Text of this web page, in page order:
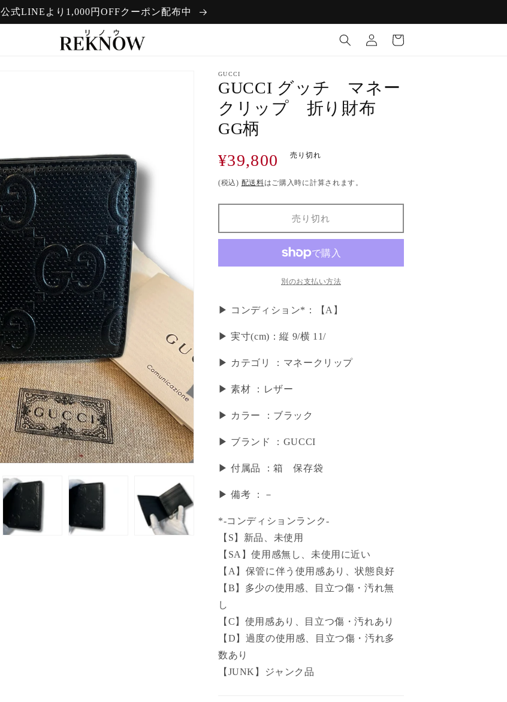
公式LINEより1,000円OFFクーポン配布中
イ
カ
ー
GUCCI
GUCCI グッチ マネー
クリップ 折り財布
GG柄
通
価
格
¥39,800 売り切れ
(税込) 配送料はご購入時に計算されます。
売り切れ
別のお支払い方法
▶ コンディション*：【A】
▶︎ 実寸(cm)：縦 9/横 11/
▶ カテゴリ ：マネークリップ
▶ 素材 ：レザー
▶ カラー ：ブラック
▶ ブランド ：GUCCI
▶ 付属品 ：箱 保存袋
▶︎ 備考 ：－
*-コンディションランク-
【S】新品、未使用
【SA】使用感無し、未使用に近い
【A】保管に伴う使用感あり、状態良好
【B】多少の使用感、目立つ傷・汚れ無
し
【C】使用感あり、目立つ傷・汚れあり
【D】過度の使用感、目立つ傷・汚れ多
数あり
【JUNK】ジャンク品